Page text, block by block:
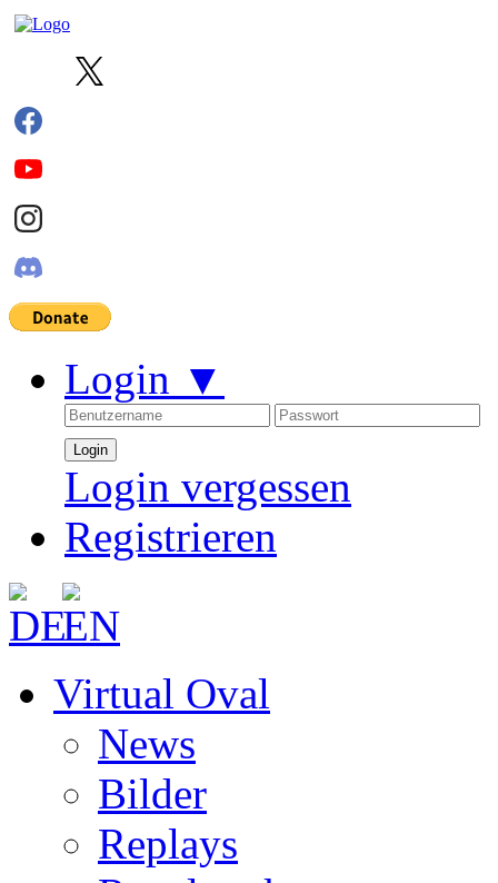
Login ▼
Login vergessen
Registrieren
Virtual Oval
News
Bilder
Replays